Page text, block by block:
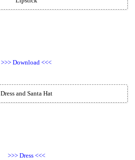
>>> Download <<<
Dress and Santa Hat
>>> Dress <<<